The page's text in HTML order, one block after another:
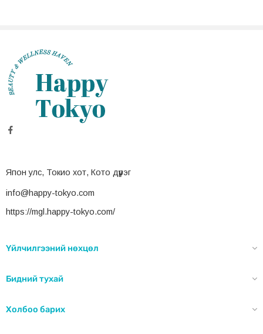
Япон улс, Токио хот, Кото дүүрэг
info@happy-tokyo.com
https://mgl.happy-tokyo.com/
Үйлчилгээний нөхцөл
Бидний тухай
Холбоо барих